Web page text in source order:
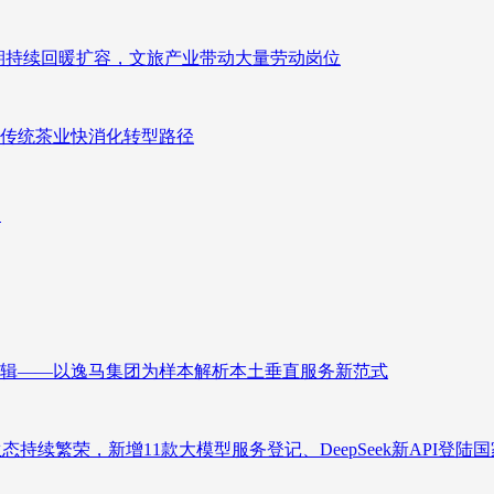
续回暖扩容，文旅产业带动大量劳动岗位
统茶业快消化转型路径
——以逸马集团为样本解析本土垂直服务新范式
续繁荣，新增11款大模型服务登记、DeepSeek新API登陆